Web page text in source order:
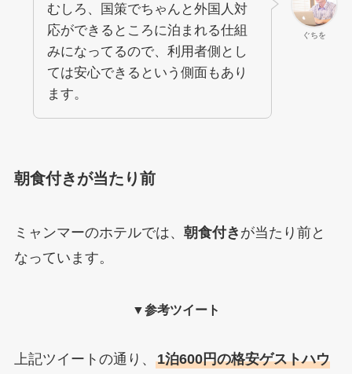
ぐちを
むしろ、国策でちゃんと外国人対
応ができるところに泊まれる仕組
みになってるので、利用者側とし
ては安心できるという側面もあり
ます。
朝食付きが当たり前
ミャンマーのホテルでは、 朝食付き が当たり前と
なっています。
▼参考ツイート
上記ツイートの通り、 1泊600円の格安ゲストハウ